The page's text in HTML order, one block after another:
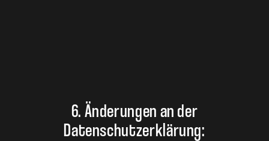
6. Änderungen an der
Datenschutzerklärung: